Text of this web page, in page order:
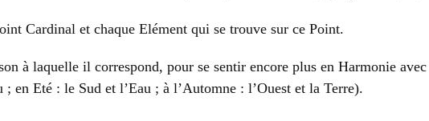
Cardinal et chaque Elément qui se trouve sur ce Point.
à laquelle il correspond, pour se sentir encore plus en Harmonie
Eté : le Sud et l’Eau ; à l’Automne : l’Ouest et la Terre).